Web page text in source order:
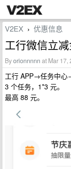
V2EX › 优惠信息
工行微信立
Byorionnnnn at Mar 17,
工行 APP→任务中
3 个任务，1*3 元。
最高 88 元。